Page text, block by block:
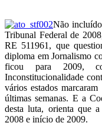
Não incluído
Tribunal Federal de
RE 511961, que
diploma em Jornalismo
ficou para 2009,
Inconstitucionalidade
vários estados
últimas semanas. E a
desta luta, orienta que
2008 e início de 2009.